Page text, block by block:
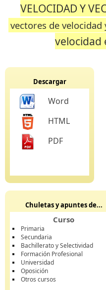
VELOCIDAD Y
vectores de velocidad
velocidad
Descargar
Word
HTML
PDF
Chuletas y apuntes de...
Curso
Primaria
Secundaria
Bachillerato y Selectividad
Formación Profesional
Universidad
Oposición
Otros cursos